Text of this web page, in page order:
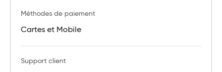
Méthodes de paiement
Cartes et Mobile
Support client